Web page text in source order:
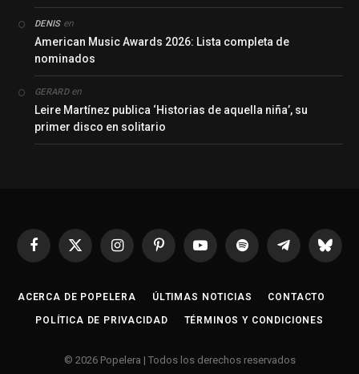
DENISen
American Music Awards 2026: Lista completa de
nominados
GERARDen
Leire Martínez publica ‘Historias de aquella niña’, su
primer disco en solitario
Facebook
X
InstagramPinterestYouTubeSpotify Telegrama
ACERCA DE POPELERA ÚLTIMAS NOTICIAS CONTACTO
POLÍTICA DE PRIVACIDAD TÉRMINOS Y CONDICIONES
© 2026 Popelera | Todos los derechos reservados